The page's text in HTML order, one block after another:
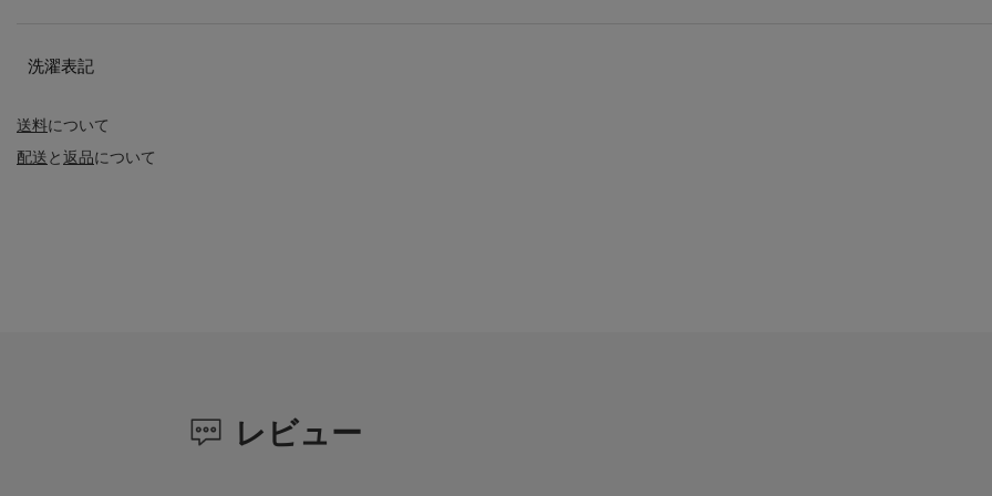
送料について
配送と返品について
洗濯表記
レビュー